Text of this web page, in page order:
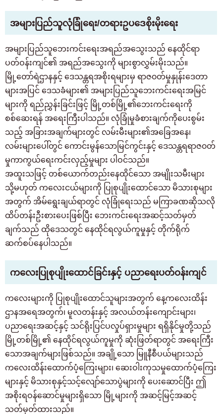
အများပြည်သူလုံခြုံရေး/တရားဥပဒေစိုးမိုးရေး
အများပြည်သူဘေးကင်းရေးအရည်အသွေးသည် နေထိုင်ရာ
ပတ်ဝန်းကျင်၏ အရည်အသွေးကို များစွာလွှမ်းမိုးသည်။
မြို့တော်ရဲဌာနနှင့် ဒေသန္တရအစိုးရများမှ ရာဇ၀တ်မှုနှုန်းဒေတာ
များအပြင် ဒေသခံများ၏ အများပြည်သူဘေးကင်းရေးအမြင်
များကို ရည်ညွှန်းခြင်းဖြင့် မြို့တစ်မြို့၏ဘေးကင်းရေးကို
စစ်ဆေးရန် အရေးကြီးပါသည်။ လုံခြုံမှုခံစားချက်ကိုပေးစွမ်း
သည့် အခြားအချက်များတွင် လမ်းမီးများ၏အခြေအနေ၊
လမ်းများပေါ်တွင် ကောင်းမွန်သောမြင်ကွင်းနှင့် ဒေသန္တရရာဇ၀တ်
မှုကာကွယ်ရေးကင်းလှည့်မှုများ ပါဝင်သည်။
အထူးသဖြင့် တစ်ယောက်တည်းနေထိုင်သော အမျိုးသမီးများ
သို့မဟုတ် ကလေးငယ်များကို ပြုစုပျိုးထောင်သော မိသားစုများ
အတွက် အိမ်ရွေးချယ်ရာတွင် လုံခြုံရေးသည် မကြာခဏဆိုသလို
ထိပ်တန်းဦးစားပေးဖြစ်ပြီး ဘေးကင်းရေးအဆင့်သတ်မှတ်
ချက်သည် ထိုဒေသတွင် နေထိုင်ရလွယ်ကူမှုနှင့် တိုက်ရိုက်
ဆက်စပ်နေပါသည်။
ကလေးပြုစုပျိုးထောင်ခြင်းနှင့် ပညာရေးပတ်ဝန်းကျင်
ကလေးများကို ပြုစုပျိုးထောင်သူများအတွက် နေ့ကလေးထိန်း
ဌာနအရေအတွက်၊ မူလတန်းနှင့် အလယ်တန်းကျောင်းများ၊
ပညာရေးအဆင့်နှင့် သင်ရိုးပြင်ပလှုပ်ရှားမှုများ ရရှိနိုင်မှုတို့သည်
မြို့တစ်မြို့၏ နေထိုင်ရလွယ်ကူမှုကို ဆုံးဖြတ်ရာတွင် အရေးကြီး
သောအချက်များဖြစ်သည်။ အချို့သော မြူနီစီပယ်များသည်
ကလေးထိန်းထောက်ပံ့ကြေးများ၊ ဆေးဝါးကုသမှုထောက်ပံ့ကြေး
များနှင့် မိသားစုနှင့်သင့်လျော်သောပွဲများကို ပေးဆောင်ပြီး ဤ
အစိုးရဝန်ဆောင်မှုများရှိသော မြို့များကို အဆင့်မြင့်အဆင့်
သတ်မှတ်ထားသည်။